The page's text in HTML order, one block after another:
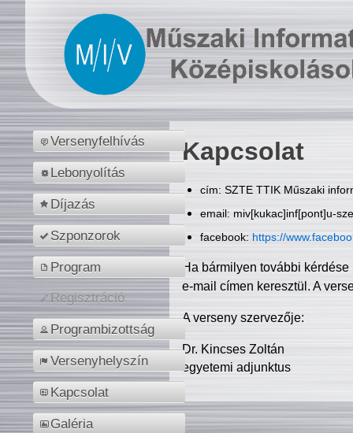
Versenyfelhívás
Lebonyolítás
Díjazás
Szponzorok
Program
Regisztráció
Programbizottság
Versenyhelyszín
Kapcsolat
Galéria
Kapcsolat
cím: SZTE TTIK Műszaki
email: miv[kukac]inf[pont]u-
facebook: https://
Ha bármilyen további
e-mail címen keresztül. A
A verseny szervezője:
Dr. Kincses Zoltán
egyetemi adjunktus